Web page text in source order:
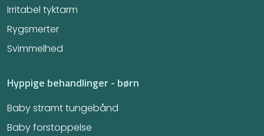
Irritabel tyktarm​
Rygsmerter
Svimmelhed
Hyppige behandlinger - børn
Baby stramt tungebånd
Baby forstoppelse